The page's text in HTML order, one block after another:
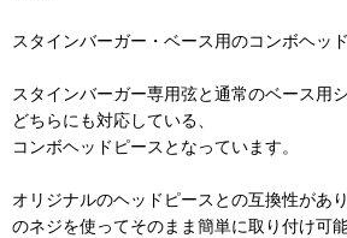
スタインバーガー・ベース用のコンボヘッド
スタインバーガー専用弦と通常のベース用
どちらにも対応している、
コンボヘッドピースとなっています。
オリジナルのヘッドピースとの互換性があ
のネジを使ってそのまま簡単に取り付け可能